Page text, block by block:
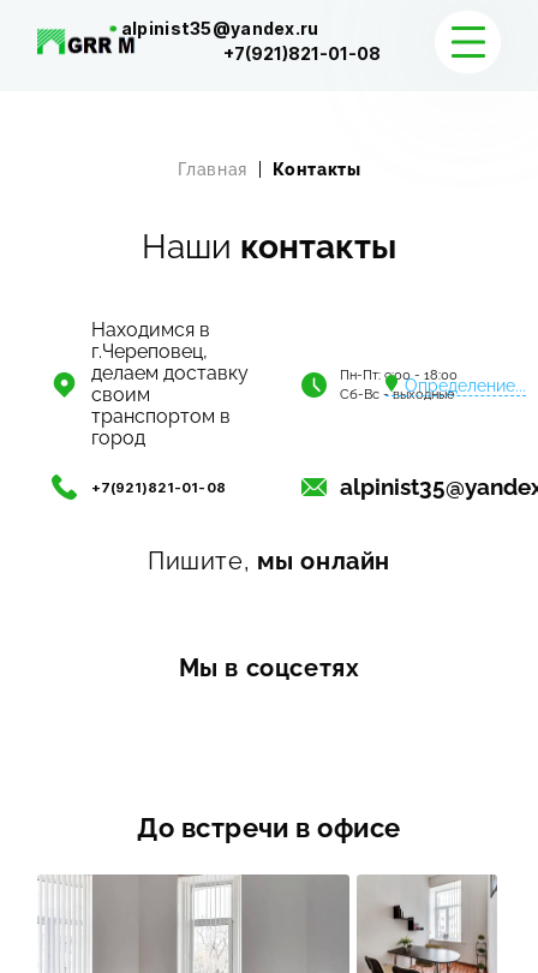
alpinist35@yandex.ru
+7(921)821-01-08
Главная Контакты
Наши контакты
Находимся в
г.Череповец,
делаем доставку
своим
транспортом в
город
Определение...
Пн-Пт: 9:00 - 18:00
Сб-Вс - выходные
+7(921)821-01-08
Пишите, мы онлайн
Мы в соцсетях
До встречи в офисе